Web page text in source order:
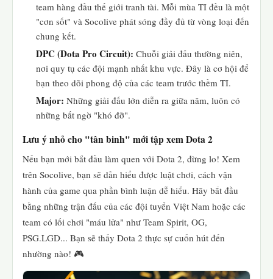
team hàng đầu thế giới tranh tài. Mỗi mùa TI đều là một
"cơn sốt" và Socolive phát sóng đầy đủ từ vòng loại đến
chung kết.
DPC (Dota Pro Circuit): Chuỗi giải đấu thường niên,
nơi quy tụ các đội mạnh nhất khu vực. Đây là cơ hội để
bạn theo dõi phong độ của các team trước thềm TI.
Major: Những giải đấu lớn diễn ra giữa năm, luôn có
những bất ngờ "khó đỡ".
Lưu ý nhỏ cho "tân binh" mới tập xem Dota 2
Nếu bạn mới bắt đầu làm quen với Dota 2, đừng lo! Xem
trên Socolive, bạn sẽ dần hiểu được luật chơi, cách vận
hành của game qua phần bình luận dễ hiểu. Hãy bắt đầu
bằng những trận đấu của các đội tuyển Việt Nam hoặc các
team có lối chơi "máu lửa" như Team Spirit, OG,
PSG.LGD... Bạn sẽ thấy Dota 2 thực sự cuốn hút đến
nhường nào! 🎮